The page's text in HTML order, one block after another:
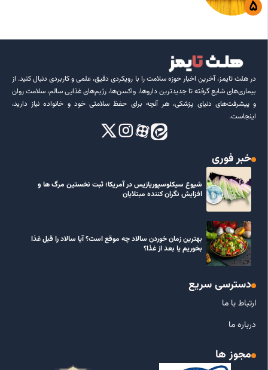
در هلث تایمز، آخرین اخبار حوزه سلامت را با رویکردی دقیق، علمی و کاربردی دنبال کنید. از
بیماری‌های شایع گرفته تا جدیدترین داروها، واکسن‌ها، رژیم‌های غذایی سالم، سلامت روان
و پیشرفت‌های دنیای پزشکی، هر آنچه برای حفظ سلامتی خود و خانواده نیاز دارید،
اینجاست.
خبر فوری
شیوع سیکلوسپوریازیس در آمریکا؛ ثبت نخستین مرگ ها و
افزایش نگران کننده مبتلایان
بهترین زمان خوردن سالاد چه موقع است؟ آیا سالاد را قبل غذا
بخوریم یا بعد از غذا؟
دسترسی سریع
ارتباط با ما
درباره ما
مجوز ها